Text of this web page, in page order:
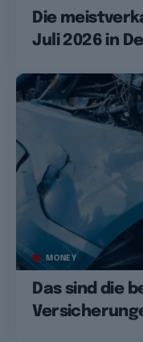
Die
Juli 2026 in
MONEY
Das sind die